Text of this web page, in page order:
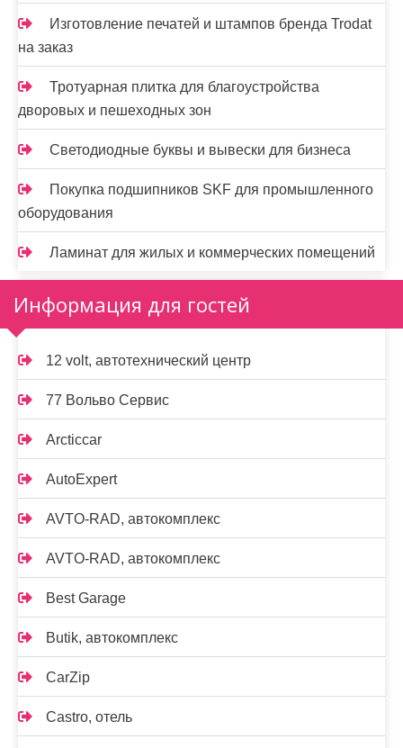
Изготовление печатей и штампов бренда Trodat
на заказ
Тротуарная плитка для благоустройства
дворовых и пешеходных зон
Светодиодные буквы и вывески для бизнеса
Покупка подшипников SKF для промышленного
оборудования
Ламинат для жилых и коммерческих помещений
Информация для гостей
12 volt, автотехнический центр
77 Вольво Сервис
Arcticcar
AutoExpert
AVTO-RAD, автокомплекс
AVTO-RAD, автокомплекс
Best Garage
Butik, автокомплекс
CarZip
Castro, отель